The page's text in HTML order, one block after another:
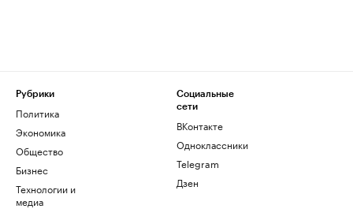
Рубрики
Политика
Экономика
Общество
Бизнес
Технологии и
медиа
Социальные
сети
ВКонтакте
Одноклассники
Telegram
Дзен